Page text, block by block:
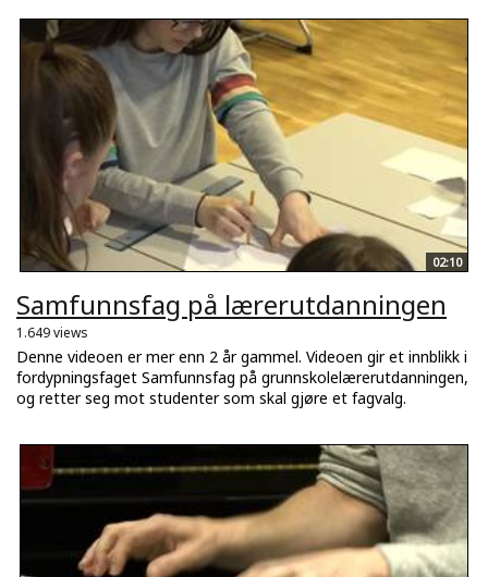
02:10
Samfunnsfag på lærerutdanningen
1.649 views
Denne videoen er mer enn 2 år gammel. Videoen gir et innblikk i
fordypningsfaget Samfunnsfag på grunnskolelærerutdanningen,
og retter seg mot studenter som skal gjøre et fagvalg.